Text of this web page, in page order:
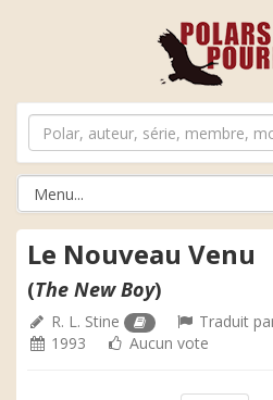
Le Nouveau Venu
(The New Boy)
R. L. Stine Traduit
1993
Aucun vote